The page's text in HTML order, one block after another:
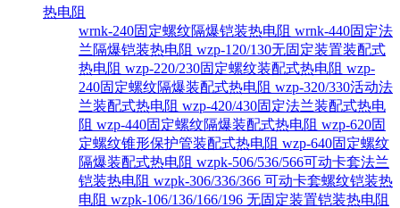
热电阻
wrnk-240固定螺纹隔爆铠装热电阻 wrnk-440固定法
兰隔爆铠装热电阻 wzp-120/130无固定装置装配式
热电阻 wzp-220/230固定螺纹装配式热电阻 wzp-
240固定螺纹隔爆装配式热电阻 wzp-320/330活动法
兰装配式热电阻 wzp-420/430固定法兰装配式热电
阻 wzp-440固定螺纹隔爆装配式热电阻 wzp-620固
定螺纹锥形保护管装配式热电阻 wzp-640固定螺纹
隔爆装配式热电阻 wzpk-506/536/566可动卡套法兰
铠装热电阻 wzpk-306/336/366 可动卡套螺纹铠装热
电阻 wzpk-106/136/166/196 无固定装置铠装热电阻